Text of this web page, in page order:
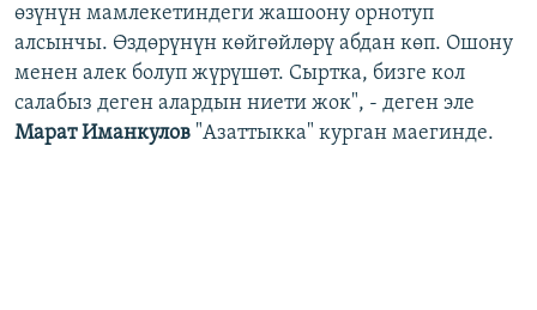
өзүнүн мамлекетиндеги жашоону орнотуп
алсынчы. Өздөрүнүн көйгөйлөрү абдан көп. Ошону
менен алек болуп жүрүшөт. Сыртка, бизге кол
салабыз деген алардын ниети жок", - деген эле
Марат Иманкулов "Азаттыкка" курган маегинде.